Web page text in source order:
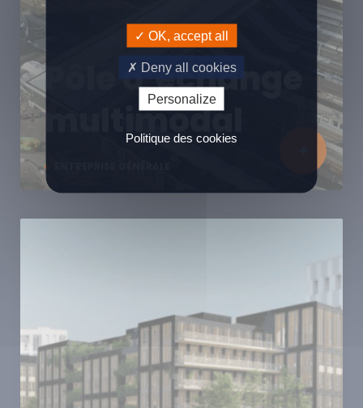
Pôle d’échange
multimodal
OK, accept all
Deny all cookies
Personalize
Politique des cookies